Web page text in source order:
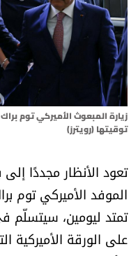
متفرقات
نداء القرّاء
خاص الموقع
كتّابنا
تحت المجهر
آراء
اقتصاد
زيارة المبعوث الأميركي توم
توقيتها (رويترز)
تعود الأنظار مجددًا
الموفد الأميركي توم
تمتد ليومين، سيتسلّم
على الورقة